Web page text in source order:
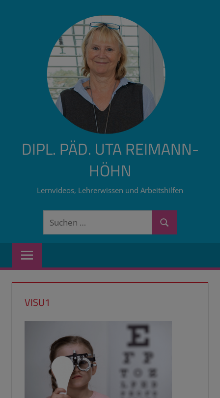
DIPL. PÄD. UTA REIMANN-
HÖHN
Lernvideos, Lehrerwissen und Arbeitshilfen
Suchen
Suchen
VISU1